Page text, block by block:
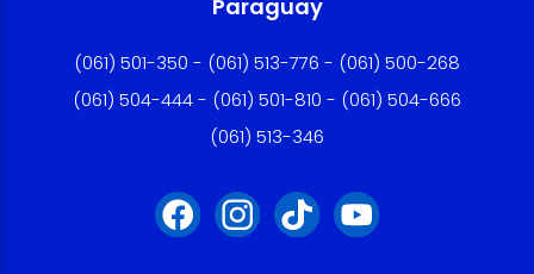
Paraguay
(061) 501-350 - (061) 513-776 - (061) 500-268
(061) 504-444 - (061) 501-810 - (061) 504-666
(061) 513-346